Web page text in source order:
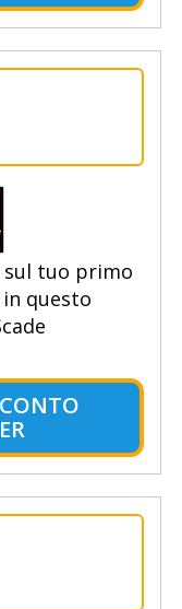
sul tuo primo
questo